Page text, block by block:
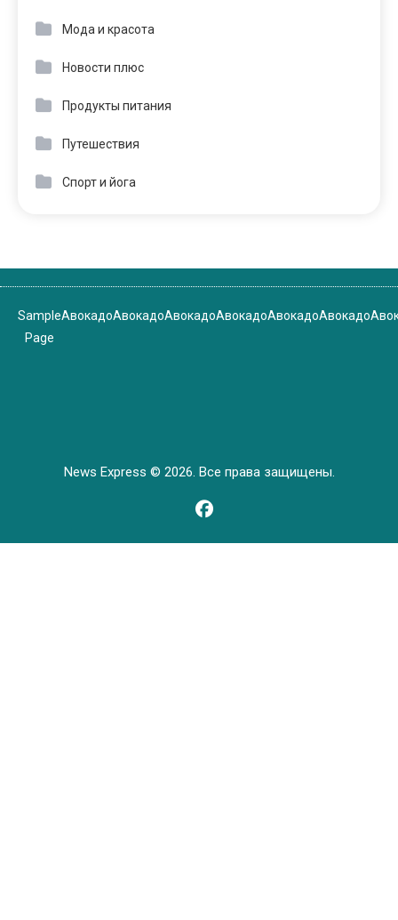
Мода и красота
Новости плюс
Продукты питания
Путешествия
Спорт и йога
Sample
Page
АвокадоАвокадоАвокадоАвокадоАвокадоАвокадо
News Express © 2026. Все права защищены.